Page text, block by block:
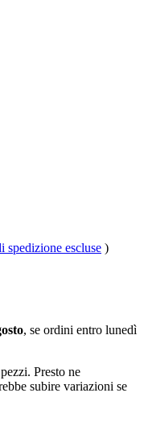
spedizione escluse )
, se ordini entro lunedì
Presto ne
subire variazioni se